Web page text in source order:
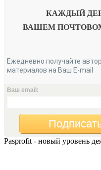
КАЖДЫЙ
ВАШЕМ
Ежедневно получайте
материалов на Ваш E-mail
Ваш email:
Pasprofit - новый уровень